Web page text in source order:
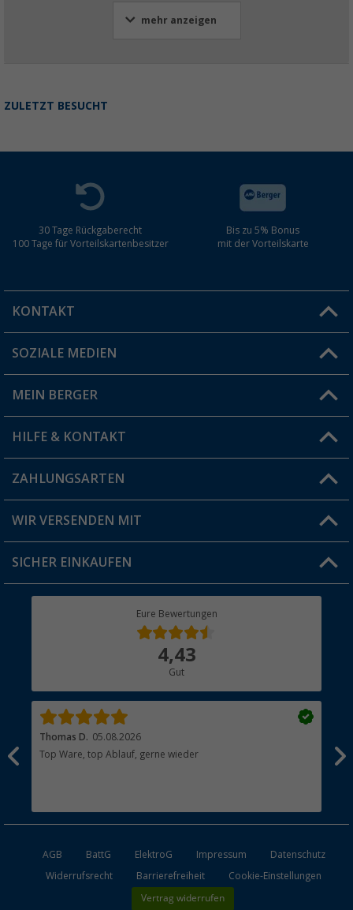
mehr anzeigen
ZULETZT BESUCHT
30 Tage Rückgaberecht
100 Tage für Vorteilskartenbesitzer
Bis zu 5% Bonus
mit der Vorteilskarte
KONTAKT
Du hast eine Frage?
Filiale finden
SOZIALE MEDIEN
MEIN BERGER
Vorteilskarte
Blog
Jobs & Karriere
HILFE & KONTAKT
FAQ & Kontakt
Versandinformationen
Rücksendung
ZAHLUNGSARTEN
WIR VERSENDEN MIT
SICHER EINKAUFEN
Eure Bewertungen
4,43
Gut
Thomas D. 05.08.2026
Top Ware, top Ablauf, gerne wieder
AGB BattG ElektroG Impressum
Datenschutz
Widerrufsrecht
Barrierefreiheit Cookie-Einstellungen
Vertrag widerrufen